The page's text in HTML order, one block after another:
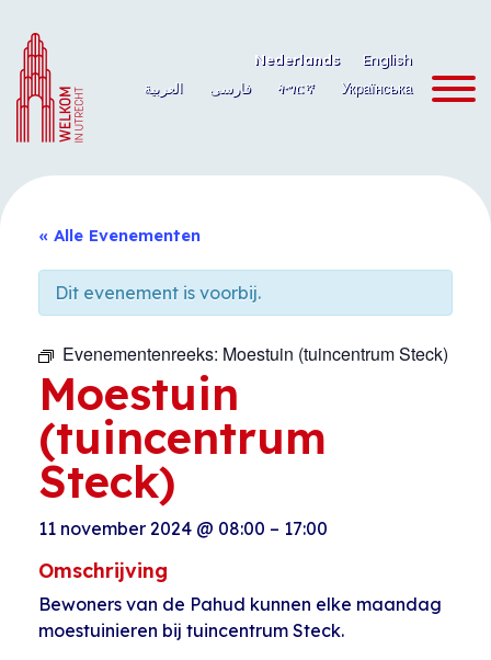
naar
de
inhoud
Nederlands
English
العربية
فارسی ትግርኛ Українська
« Alle Evenementen
Dit evenement is voorbij.
Evenementenreeks: Moestuin (tuincentrum Steck)
Moestuin
(tuincentrum
Steck)
11 november 2024 @ 08:00 – 17:00
Omschrijving
Bewoners van de Pahud kunnen elke maandag
moestuinieren bij tuincentrum Steck.